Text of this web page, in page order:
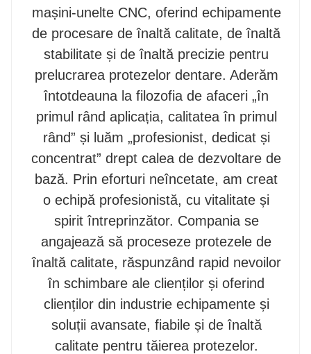
mașini-unelte CNC, oferind echipamente
de procesare de înaltă calitate, de înaltă
stabilitate și de înaltă precizie pentru
prelucrarea protezelor dentare. Aderăm
întotdeauna la filozofia de afaceri „în
primul rând aplicația, calitatea în primul
rând” și luăm „profesionist, dedicat și
concentrat” drept calea de dezvoltare de
bază. Prin eforturi neîncetate, am creat
o echipă profesionistă, cu vitalitate și
spirit întreprinzător. Compania se
angajează să proceseze protezele de
înaltă calitate, răspunzând rapid nevoilor
în schimbare ale clienților și oferind
clienților din industrie echipamente și
soluții avansate, fiabile și de înaltă
calitate pentru tăierea protezelor.